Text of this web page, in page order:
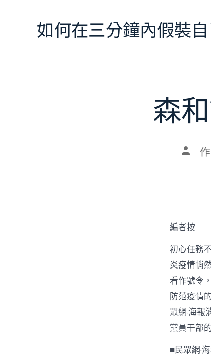
如何在三分鐘內假裝
森
文
編者按
初心任務
炎疫情悄
看作號令，
防范疫情
眾網·海報
黨員干部
■民眾網·